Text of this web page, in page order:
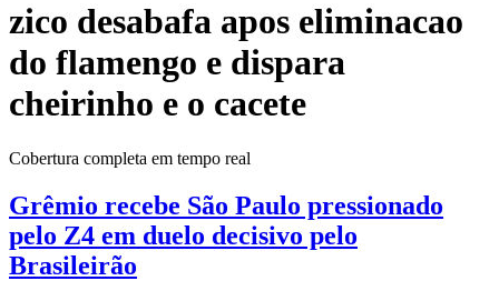
zico desabafa apos eliminacao
do flamengo e dispara
cheirinho e o cacete
Cobertura completa em tempo real
Grêmio recebe São Paulo pressionado
pelo Z4 em duelo decisivo pelo
Brasileirão